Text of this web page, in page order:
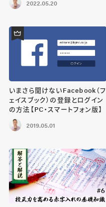
2022.05.20
いまさら聞けないFacebook（フ
ェイスブック）の登録とログイン
の方法【PC・スマートフォン版】
2019.05.01